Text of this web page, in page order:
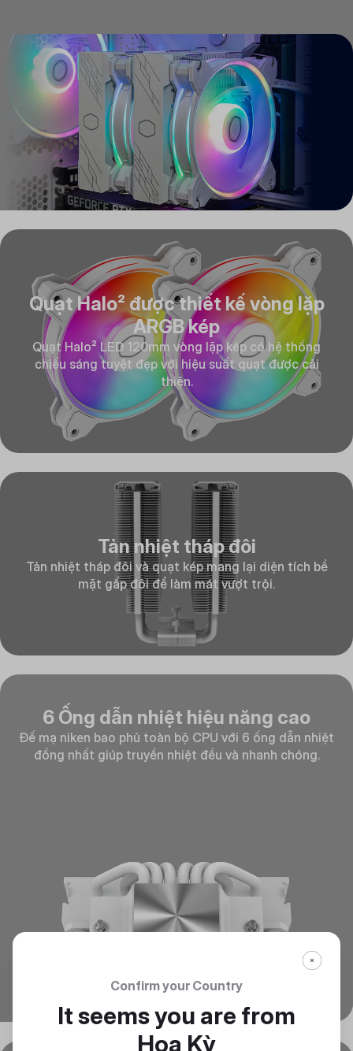
Quạt Halo² được thiết kế vòng lặp
ARGB kép
Quạt Halo² LED 120mm vòng lặp kép có hệ thống
chiếu sáng tuyệt đẹp với hiệu suất quạt được cải
thiện.
Tản nhiệt tháp đôi
Tản nhiệt tháp đôi và quạt kép mang lại diện tích bề
mặt gấp đôi để làm mát vượt trội.
6 Ống dẫn nhiệt hiệu năng cao
Đế mạ niken bao phủ toàn bộ CPU với 6 ống dẫn nhiệt
đồng nhất giúp truyền nhiệt đều và nhanh chóng.
Confirm your Country
It seems you are from
Hoa Kỳ